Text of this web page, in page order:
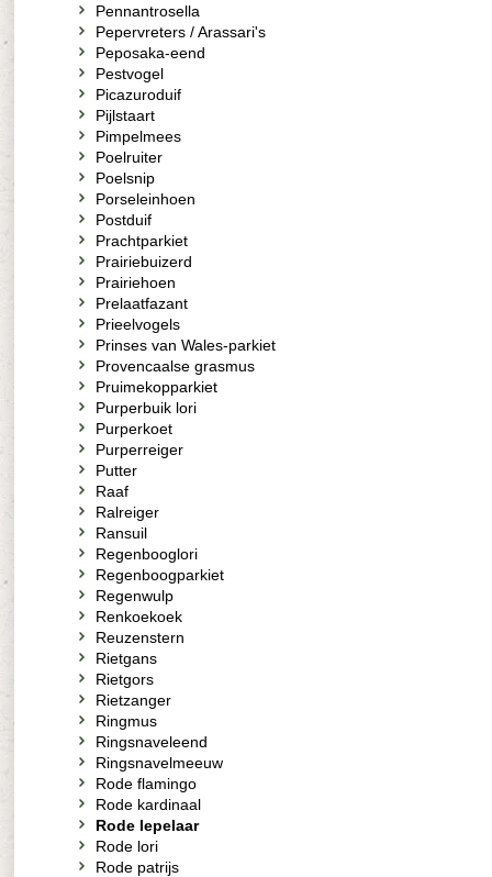
Pennantrosella
Pepervreters / Arassari's
Peposaka-eend
Pestvogel
Picazuroduif
Pijlstaart
Pimpelmees
Poelruiter
Poelsnip
Porseleinhoen
Postduif
Prachtparkiet
Prairiebuizerd
Prairiehoen
Prelaatfazant
Prieelvogels
Prinses van Wales-parkiet
Provencaalse grasmus
Pruimekopparkiet
Purperbuik lori
Purperkoet
Purperreiger
Putter
Raaf
Ralreiger
Ransuil
Regenbooglori
Regenboogparkiet
Regenwulp
Renkoekoek
Reuzenstern
Rietgans
Rietgors
Rietzanger
Ringmus
Ringsnaveleend
Ringsnavelmeeuw
Rode flamingo
Rode kardinaal
Rode lepelaar
Rode lori
Rode patrijs